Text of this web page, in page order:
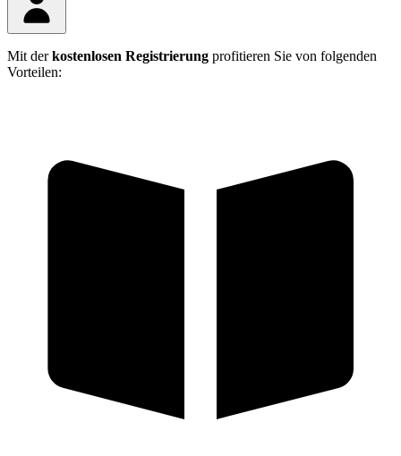
Mit derkostenlosen Registrierung profitieren Sie von folgenden
Vorteilen: